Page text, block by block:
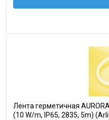
Лента герметичная
(10 W/m, IP65, 2835, 5m)